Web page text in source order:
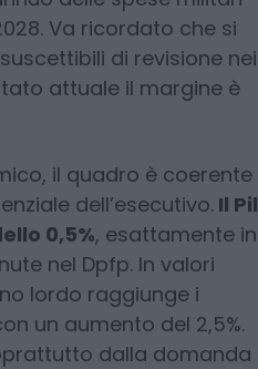
Va ricordato che si
di revisione nei
attuale il margine è
il quadro è coerente
dell’esecutivo. Il Pil
0,5%, esattamente in
nel Dpfp. In valori
lordo raggiunge i
un aumento del 2,5%.
dalla domanda